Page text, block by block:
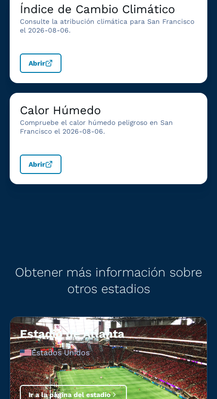
Índice de Cambio Climático
Consulte la atribución climática para San Francisco
el 2026-08-06.
Abrir
Calor Húmedo
Compruebe el calor húmedo peligroso en San
Francisco el 2026-08-06.
Abrir
Obtener más información sobre
otros estadios
Estadio de Atlanta
Estados Unidos
Ir a la página del estadio